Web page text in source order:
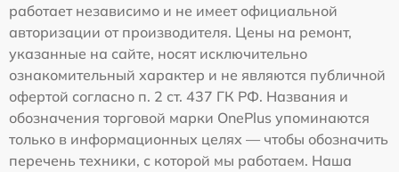
работает независимо и не имеет официальной
авторизации от производителя. Цены на ремонт,
указанные на сайте, носят исключительно
ознакомительный характер и не являются публичной
офертой согласно п. 2 ст. 437 ГК РФ. Названия и
обозначения торговой марки OnePlus упоминаются
только в информационных целях — чтобы обозначить
перечень техники, с которой мы работаем. Наша